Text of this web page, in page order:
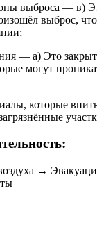
выброса — в)
выброс,
— а) Это
могут
которые
→